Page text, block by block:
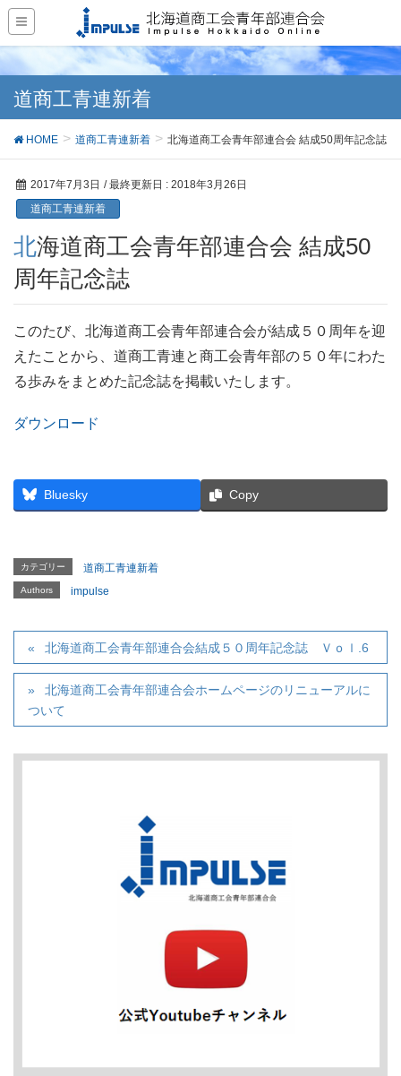
道商工青連新着
HOME 道商工青連新着 北海道商工会青年部連合会 結成50周年記念誌
2017年7月3日 / 最終更新日 : 2018年3月26日
道商工青連新着
北海道商工会青年部連合会 結成50
周年記念誌
このたび、北海道商工会青年部連合会が結成５０周年を迎
えたことから、道商工青連と商工会青年部の５０年にわた
る歩みをまとめた記念誌を掲載いたします。
ダウンロード
Bluesky Copy
カテゴリー 道商工青連新着
Authors impulse
北海道商工会青年部連合会結成５０周年記念誌 Ｖｏｌ.6
北海道商工会青年部連合会ホームページのリニューアルに
ついて